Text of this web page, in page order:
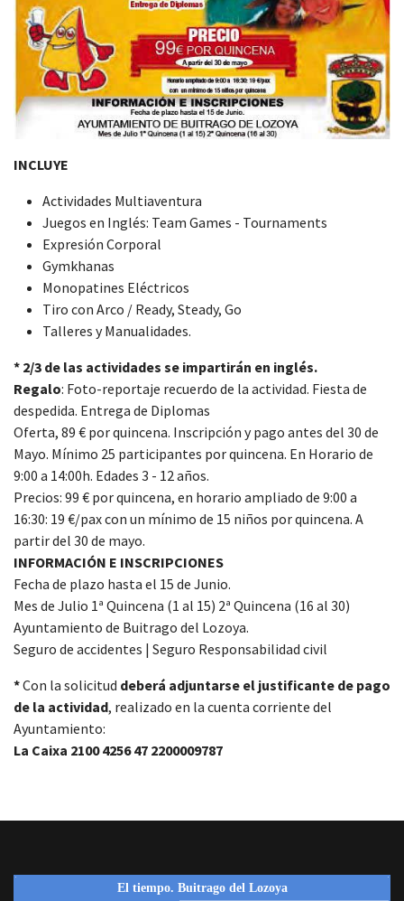
INCLUYE
Actividades Multiaventura
Juegos en Inglés: Team Games - Tournaments
Expresión Corporal
Gymkhanas
Monopatines Eléctricos
Tiro con Arco / Ready, Steady, Go
Talleres y Manualidades.
* 2/3 de las actividades se impartirán en inglés.
Regalo: Foto-reportaje recuerdo de la actividad. Fiesta de
despedida. Entrega de Diplomas
Oferta, 89 € por quincena. Inscripción y pago antes del 30 de
Mayo. Mínimo 25 participantes por quincena. En Horario de
9:00 a 14:00h. Edades 3 - 12 años.
Precios: 99 € por quincena, en horario ampliado de 9:00 a
16:30: 19 €/pax con un mínimo de 15 niños por quincena. A
partir del 30 de mayo.
INFORMACIÓN E INSCRIPCIONES
Fecha de plazo hasta el 15 de Junio.
Mes de Julio 1ª Quincena (1 al 15) 2ª Quincena (16 al 30)
Ayuntamiento de Buitrago del Lozoya.
Seguro de accidentes | Seguro Responsabilidad civil
*Con la solicitud deberá adjuntarse el justificante de pago
de la actividad, realizado en la cuenta corriente del
Ayuntamiento:
La Caixa 2100 4256 47 2200009787